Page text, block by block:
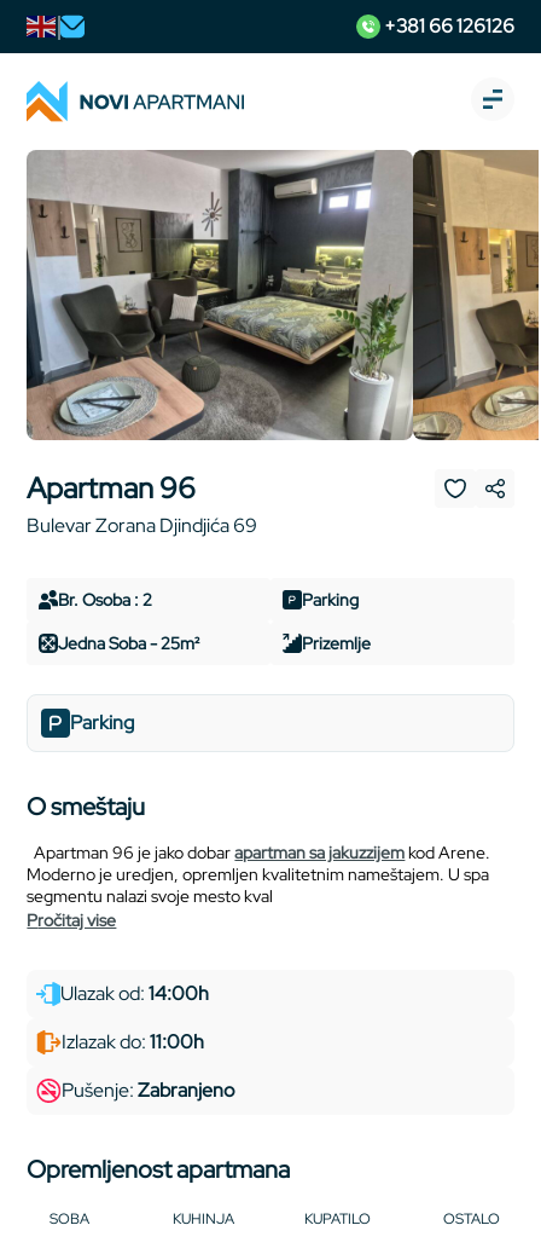
+381 66 126126
Apartman 96
Bulevar Zorana Djindjića 69
Br. Osoba : 2
Parking
Jedna Soba - 25m²
Prizemlje
Parking
O smeštaju
Apartman 96 je jako dobarapartman sa jakuzzijemkod Arene.
Moderno je uredjen, opremljen kvalitetnim nameštajem. U spa
segmentu nalazi svoje mesto kval
pročitaj vise
Ulazak od:14:00h
Izlazak do:11:00h
Pušenje:Zabranjeno
Opremljenost apartmana
SOBA KUHINJA KUPATILO OSTALO